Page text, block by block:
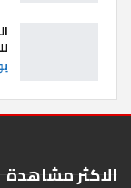
الاكثر مشاهدة